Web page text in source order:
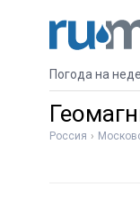
Погода на
Россия